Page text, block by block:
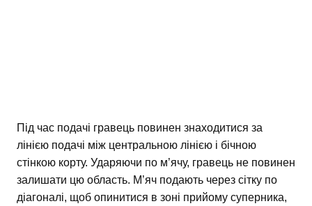
Під час подачі гравець повинен знаходитися за
лінією подачі між центральною лінією і бічною
стінкою корту. Ударяючи по м’ячу, гравець не повинен
залишати цю область. М’яч подають через сітку по
діагоналі, щоб опинитися в зоні прийому суперника,